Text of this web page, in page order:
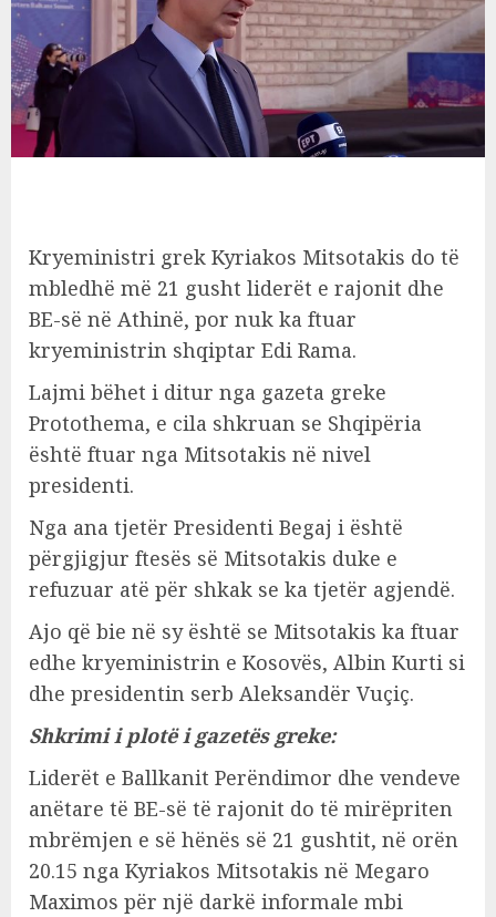
Kryeministri grek Kyriakos Mitsotakis do të
mbledhë më 21 gusht liderët e rajonit dhe
BE-së në Athinë, por nuk ka ftuar
kryeministrin shqiptar Edi Rama.
Lajmi bëhet i ditur nga gazeta greke
Protothema, e cila shkruan se Shqipëria
është ftuar nga Mitsotakis në nivel
presidenti.
Nga ana tjetër Presidenti Begaj i është
përgjigjur ftesës së Mitsotakis duke e
refuzuar atë për shkak se ka tjetër agjendë.
Ajo që bie në sy është se Mitsotakis ka ftuar
edhe kryeministrin e Kosovës, Albin Kurti si
dhe presidentin serb Aleksandër Vuçiç.
Shkrimi i plotë i gazetës greke:
Liderët e Ballkanit Perëndimor dhe vendeve
anëtare të BE-së të rajonit do të mirëpriten
mbrëmjen e së hënës së 21 gushtit, në orën
20.15 nga Kyriakos Mitsotakis në Megaro
Maximos për një darkë informale mbi